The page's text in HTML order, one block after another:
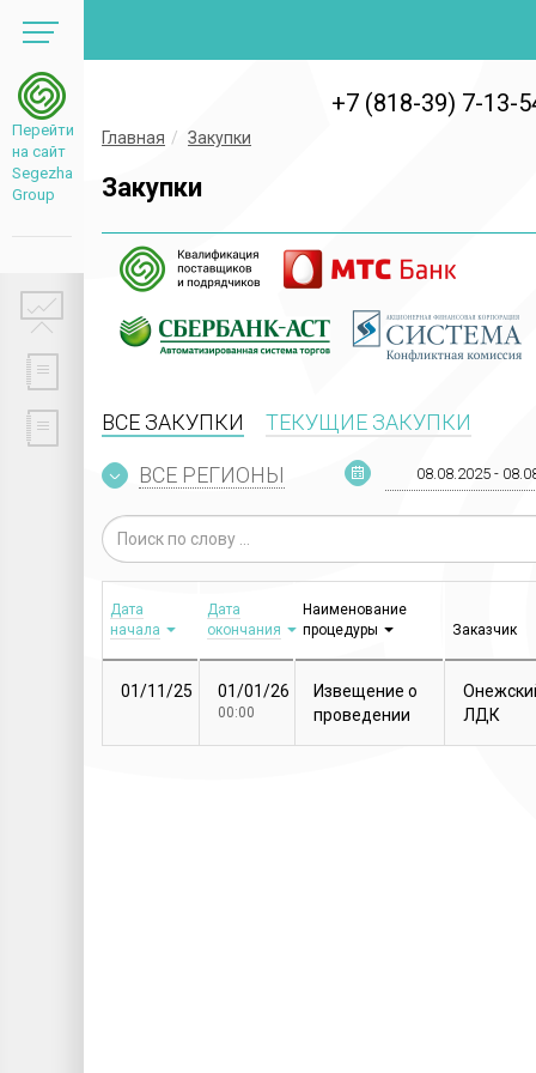
Перейти
на сайт
Segezha
Group
+7 (818-39) 7-13-
Главная Закупки
Закупки
ВСЕ ЗАКУПКИ ТЕКУЩИЕ ЗАКУПКИ
ВСЕ РЕГИОНЫ
Дата
начала
Дата
окончания
Наименование
процедуры
Заказчик
01/11/25 01/01/26
00:00
Извещение о
проведении
ЛДК